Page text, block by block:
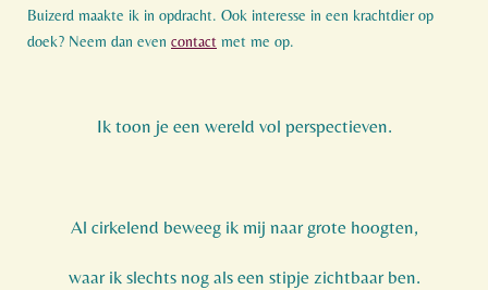
Buizerd maakte ik in opdracht. Ook interesse in een krachtdier op
doek? Neem dan even contact met me op.
Ik toon je een wereld vol perspectieven.
Al cirkelend beweeg ik mij naar grote hoogten,
waar ik slechts nog als een stipje zichtbaar ben.